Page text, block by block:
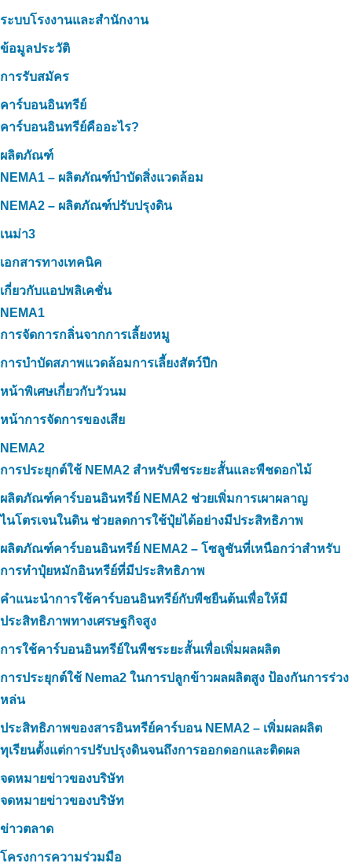
ระบบโรงงานและสำนักงาน
ข้อมูลประวัติ
การรับสมัคร
คาร์บอนอินทรีย์
คาร์บอนอินทรีย์คืออะไร?
ผลิตภัณฑ์
NEMA1 – ผลิตภัณฑ์บำบัดสิ่งแวดล้อม
NEMA2 – ผลิตภัณฑ์ปรับปรุงดิน
เนม่า3
เอกสารทางเทคนิค
เกี่ยวกับแอปพลิเคชั่น
NEMA1
การจัดการกลิ่นจากการเลี้ยงหมู
การบำบัดสภาพแวดล้อมการเลี้ยงสัตว์ปีก
หน้าพิเศษเกี่ยวกับวัวนม
หน้าการจัดการของเสีย
NEMA2
การประยุกต์ใช้ NEMA2 สำหรับพืชระยะสั้นและพืชดอกไม้
ผลิตภัณฑ์คาร์บอนอินทรีย์ NEMA2 ช่วยเพิ่มการเผาผลาญ
ไนโตรเจนในดิน ช่วยลดการใช้ปุ๋ยได้อย่างมีประสิทธิภาพ
ผลิตภัณฑ์คาร์บอนอินทรีย์ NEMA2 – โซลูชันที่เหนือกว่าสำหรับ
การทำปุ๋ยหมักอินทรีย์ที่มีประสิทธิภาพ
คำแนะนำการใช้คาร์บอนอินทรีย์กับพืชยืนต้นเพื่อให้มี
ประสิทธิภาพทางเศรษฐกิจสูง
การใช้คาร์บอนอินทรีย์ในพืชระยะสั้นเพื่อเพิ่มผลผลิต
การประยุกต์ใช้ Nema2 ในการปลูกข้าวผลผลิตสูง ป้องกันการร่วง
หล่น
ประสิทธิภาพของสารอินทรีย์คาร์บอน NEMA2 – เพิ่มผลผลิต
ทุเรียนตั้งแต่การปรับปรุงดินจนถึงการออกดอกและติดผล
จดหมายข่าวของบริษัท
จดหมายข่าวของบริษัท
ข่าวตลาด
โครงการความร่วมมือ